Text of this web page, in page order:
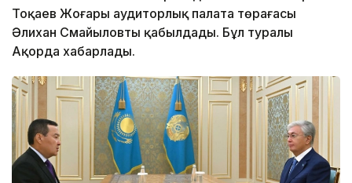
Тоқаев Жоғары аудиторлық палата төрағасы
Әлихан Смайыловты қабылдады. Бұл туралы
Ақорда хабарлады.